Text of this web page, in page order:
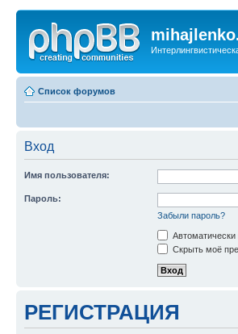
Список форумов
Вход
Имя пользователя:
Пароль:
Забыли пароль?
Скрыть моё
РЕГИСТРАЦИЯ